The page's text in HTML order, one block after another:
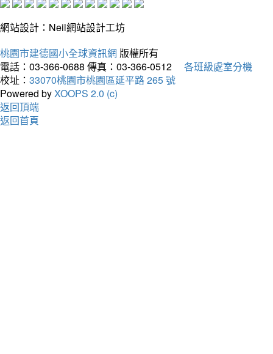
網站設計：Neil網站設計工坊
桃園市建德國小全球資訊網 版權所有
電話：03-366-0688 傳真：03-366-0512
各班級處室分機
校址： 33070桃園市桃園區延平路 265 號
Powered byXOOPS 2.0 (c)
返回頂端
返回首頁